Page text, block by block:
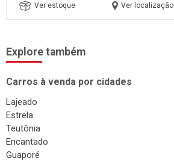
Ver estoque Ver localização
Explore também
Carros à venda por cidades
Lajeado
Estrela
Teutônia
Encantado
Guaporé